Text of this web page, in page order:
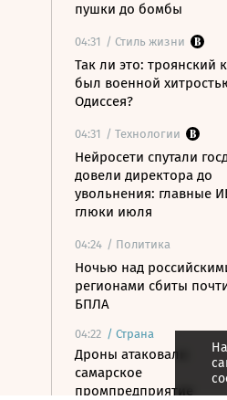
пушки до бомбы
04:31 / Стиль жизни
Так ли это: троянский
был военной
Одиссея?
04:31 / Технологии
Нейросети спутали
довели директора до
увольнения: главные
глюки июля
04:24 / Политика
Ночью над
регионами сбиты
БПЛА
04:22 / Страна
Дроны атаковали
самарское
промпредприятие